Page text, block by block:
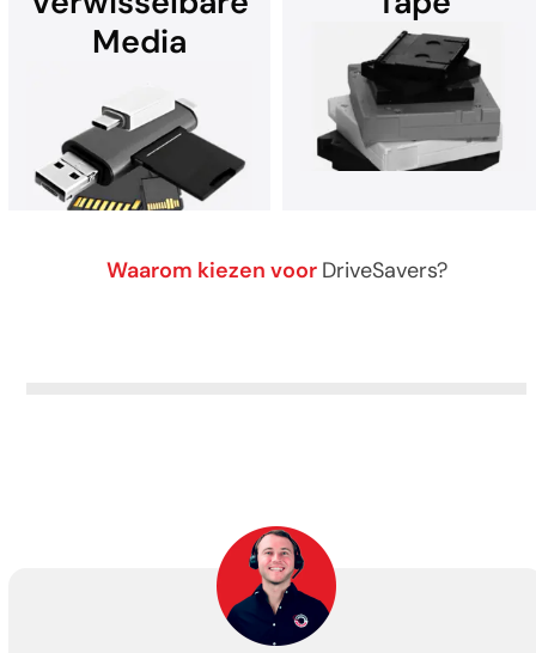
Gegevensherstel van elk
Windows draait.
Gegevens herstellen na een
ransomware-aanval? Neem
contact op met DriveSavers.
Media
Gegevensherstel van alle
DriveSavers herstelt
gegevens veilig van alle type
Waarom kiezen voor DriveSavers?